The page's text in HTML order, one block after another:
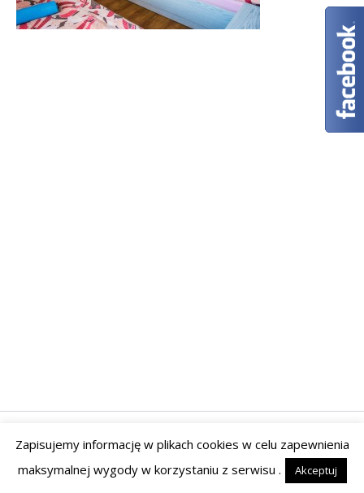
Prawa autorskie © 2026 | Powered by Tyrant Studio
Zapisujemy informację w plikach cookies w celu zapewnienia
maksymalnej wygody w korzystaniu z serwisu .
Akceptuj